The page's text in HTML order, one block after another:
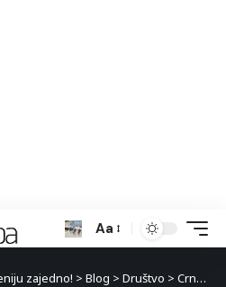
Aa
zajedno! > Blog > Društvo > Crna hronika